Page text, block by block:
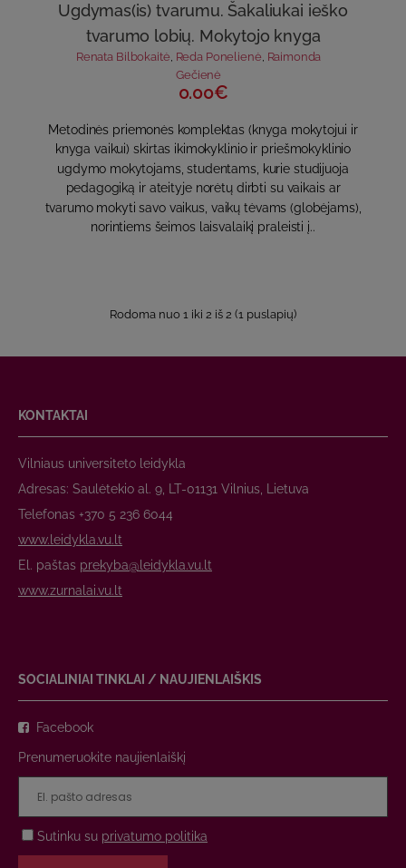
Ugdymas(is) tvarumu. Šakaliukai ieško
tvarumo lobių. Mokytojo knyga
Renata Bilbokaitė, Reda Ponelienė, Raimonda
Gečienė
0.00€
Metodinės priemonės komplektas (knyga mokytojui ir
knyga vaikui) skirtas ikimokyklinio ir priešmokyklinio
ugdymo mokytojams, studentams, kurie studijuoja
pedagogiką ir ateityje norėtų dirbti su vaikais ar
tvarumo mokyti savo vaikus, vaikų tėvams (globėjams),
norintiems šeimos laisvalaikį praleisti į..
Rodoma nuo 1 iki 2 iš 2 (1 puslapių)
KONTAKTAI
Vilniaus universiteto leidykla
Adresas: Saulėtekio al. 9, LT-01131 Vilnius, Lietuva
Telefonas +370 5 236 6044
www.leidykla.vu.lt
El. paštas prekyba@leidykla.vu.lt
www.zurnalai.vu.lt
SOCIALINIAI TINKLAI / NAUJIENLAIŠKIS
Facebook
Prenumeruokite naujienlaiškį
Sutinku su privatumo politika